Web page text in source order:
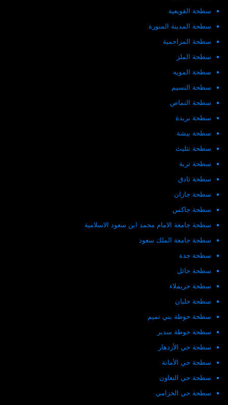
سطحة القويعية
سطحة المدينة المنورة
سطحة المزاحمية
سطحة الملز
سطحة المويه
سطحة النسيم
سطحة النماص
سطحة بريدة
سطحة بيشة
سطحة تثليث
سطحة تربة
سطحة ثادق
سطحة جازان
سطحة جاكس
سطحة جامعة الامام محمد ابن سعود الاسلامية
سطحة جامعة الملك سعود
سطحة جدة
سطحة حائل
سطحة حريملاء
سطحة حلبان
سطحة حوطة بني تميم
سطحة حوطة سدير
سطحة حي الأزدهار
سطحة حي الأمانة
سطحة حي التعاون
سطحة حي الخزامي